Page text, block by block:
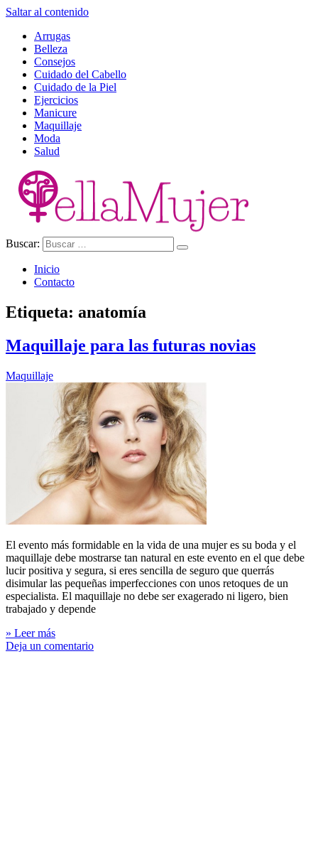
Saltar al contenido
Arrugas
Belleza
Consejos
Cuidado del Cabello
Cuidado de la Piel
Ejercicios
Manicure
Maquillaje
Moda
Salud
Ella Mujer
Buscar:
Inicio
Contacto
Etiqueta: anatomía
Maquillaje para las futuras novias
Maquillaje
El evento más formidable en la vida de una mujer es su boda y el
maquillaje debe mostrarse tan natural en este evento en el que debe
lucir positiva y segura, si eres sencilla de seguro que querrás
disimular las pequeñas imperfecciones con unos retoques de un
especialista. El maquillaje no debe ser exagerado ni ligero, bien
trabajado y depende
» Leer más
Deja un comentario